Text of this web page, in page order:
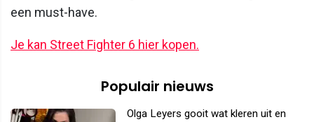
een must-have.
Je kan Street Fighter 6 hier kopen.
Populair nieuws
Olga Leyers gooit wat kleren uit en